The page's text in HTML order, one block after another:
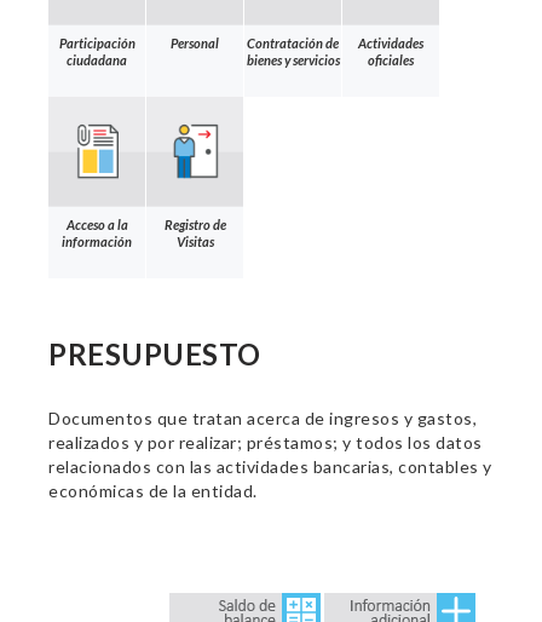
Participación
ciudadana
Personal
Contratación de
bienes y servicios
Actividades
oficiales
Acceso a la
información
Registro de
Visitas
PRESUPUESTO
Documentos que tratan acerca de ingresos y gastos,
realizados y por realizar; préstamos; y todos los datos
relacionados con las actividades bancarias, contables y
económicas de la entidad.